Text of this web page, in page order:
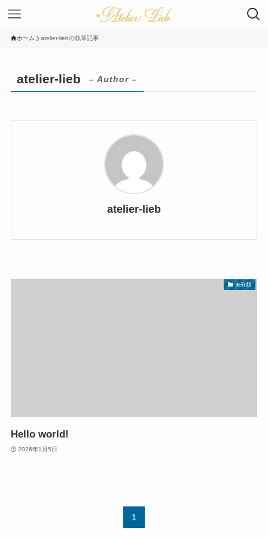
ホーム atelier-liebの執筆記事
atelier-lieb – Author –
atelier-lieb
未分類
Hello world!
2026年1月5日
1